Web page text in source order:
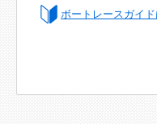
ボートレースガイド